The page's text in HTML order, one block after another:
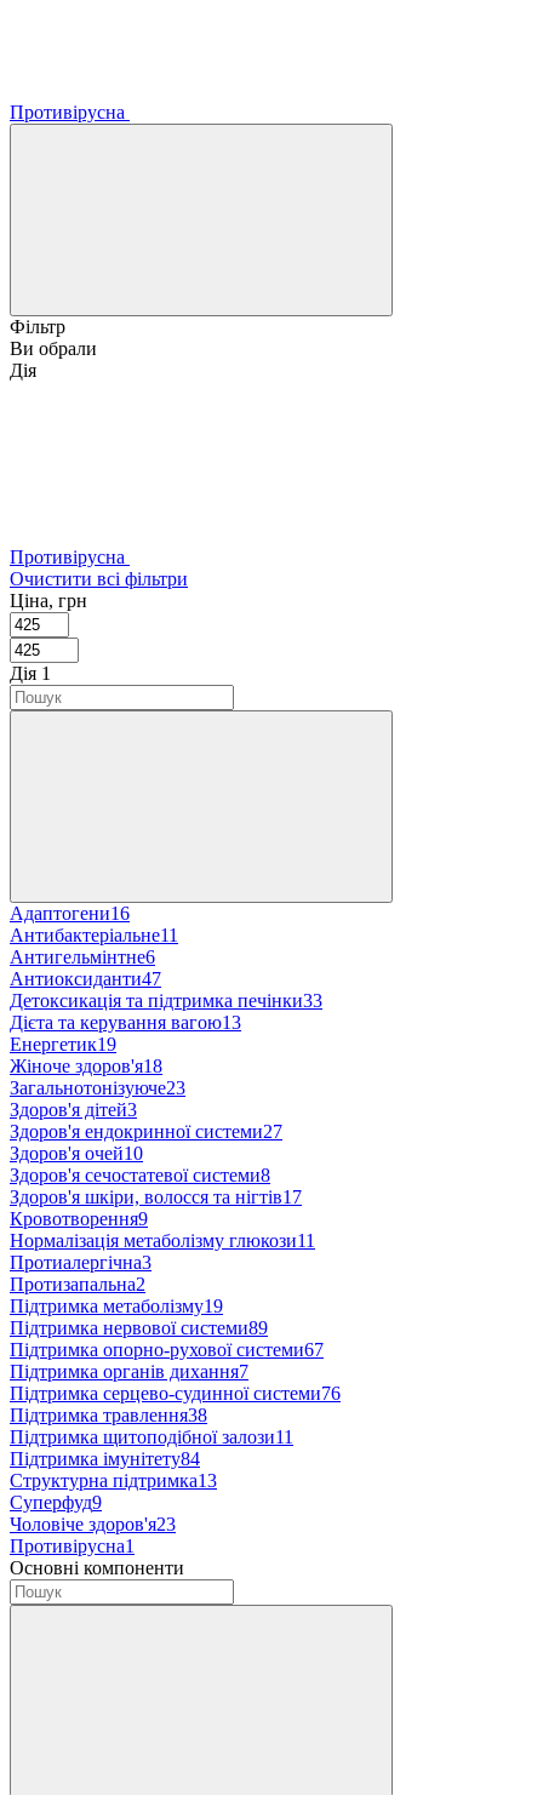
Противірусна
Фільтр
Ви обрали
Дія
Противірусна
Очистити всі фільтри
Ціна, грн
Дія 1
Адаптогени16
Антибактеріальне11
Антигельмінтне6
Антиоксиданти47
Детоксикація та підтримка печінки33
Дієта та керування вагою13
Енергетик19
Жіноче здоров'я18
Загальнотонізуюче23
Здоров'я дітей3
Здоров'я ендокринної системи27
Здоров'я очей10
Здоров'я сечостатевої системи8
Здоров'я шкіри, волосся та нігтів17
Кровотворення9
Нормалізація метаболізму глюкози11
Протиалергічна3
Протизапальна2
Підтримка метаболізму19
Підтримка нервової системи89
Підтримка опорно-рухової системи67
Підтримка органів дихання7
Підтримка серцево-судинної системи76
Підтримка травлення38
Підтримка щитоподібної залози11
Підтримка імунітету84
Структурна підтримка13
Суперфуд9
Чоловіче здоров'я23
Противірусна1
Основні компоненти